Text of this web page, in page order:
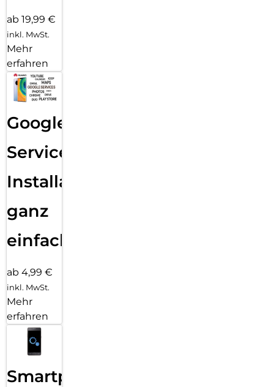
ab 19,99 €
inkl. MwSt.
Mehr
erfahren
Google
Services
Installation
ganz
einfach
ab 4,99 €
inkl. MwSt.
Mehr
erfahren
Smartphone